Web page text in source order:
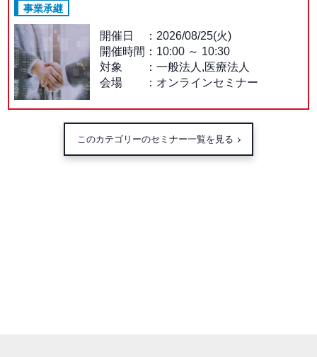
事業承継
開催日
2026/08/25(火)
開催時間： 10:00～ 10:30
対象
一般法人,医療法人
会場
オンラインセミナー
このカテゴリーのセミナー一覧を見る